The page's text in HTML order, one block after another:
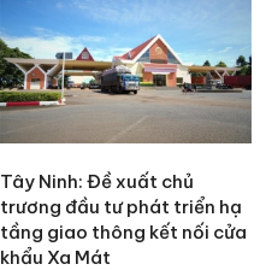
Tây Ninh: Đề xuất chủ
trương đầu tư phát triển hạ
tầng giao thông kết nối cửa
khẩu Xa Mát